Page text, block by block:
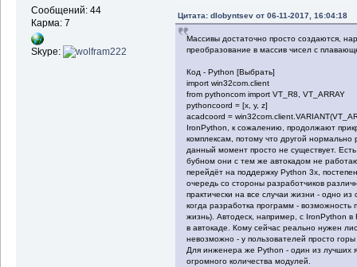
Сообщений: 44
Карма: 7
Skype:
Цитата: dlobyntsev от 06-11-2017, 16:04:18
Массивы достаточно просто создаются,
преобразование в массив чисел с
Код - Python [Выбрать]
import win32com.client
from pythoncom import VT_R8, VT_ARRAY
pythoncoord = [x, y, z]
acadcoord =
IronPython, к сожалению, продолжают
комплексам, потому что другой
данный момент просто не существует.
бубном они с тем же автокадом не
перейдёт на поддержку Python 3x,
очередь со стороны разработчиков
практически на все случаи жизни - одно
когда разработка программ - возможность
жизнь). Автодеск, например, с IronPython
в автокаде. Кому сейчас реально нужен
невозможно - у пользователей просто
Для инженера же Python - один из лучших
огромного количества модулей.